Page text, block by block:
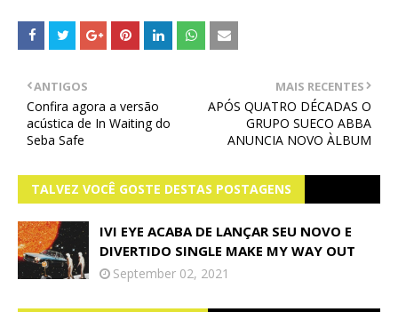
MAIS RECENTES
APÓS QUATRO DÉCADAS O
GRUPO SUECO ABBA
ANUNCIA NOVO ÀLBUM
ANTIGOS
Confira agora a versão
acústica de In Waiting do
Seba Safe
TALVEZ VOCÊ GOSTE DESTAS POSTAGENS
IVI EYE ACABA DE LANÇAR SEU NOVO E
DIVERTIDO SINGLE MAKE MY WAY OUT
September 02, 2021